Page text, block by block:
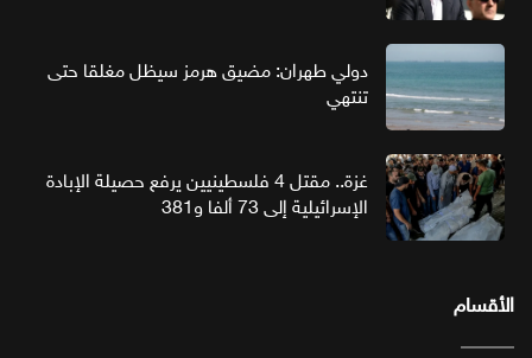
دولي طهران: مضيق هرمز سيظل مغلقا حتى
تنتهي
غزة.. مقتل 4 فلسطينيين يرفع حصيلة الإبادة
الإسرائيلية إلى 73 ألفا و381
الأقسام